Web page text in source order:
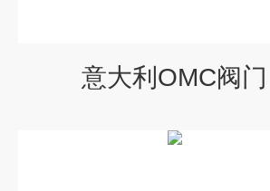
意大利OMC阀门